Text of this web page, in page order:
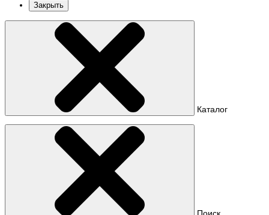
Закрыть
Каталог